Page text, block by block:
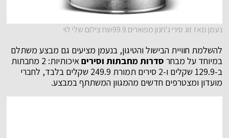
נעמן מאז זוג סירי ג'חנון מפוארים 99.9שח צילום שלי לוי
להשלמת חוויית הבישול והטיגון, בנעמן מציעים גם מבצע משתלם
במיוחד על מבחר סדרות מחבתות וסירים
איכותיות: 2 מחבתות
ב-129.9 שקלים ו-2 סירים תמורת 249.9 שקלים בלבד, לחברי
מועדון ומצטרפים חדשים מהמגוון המשתתף במבצע.